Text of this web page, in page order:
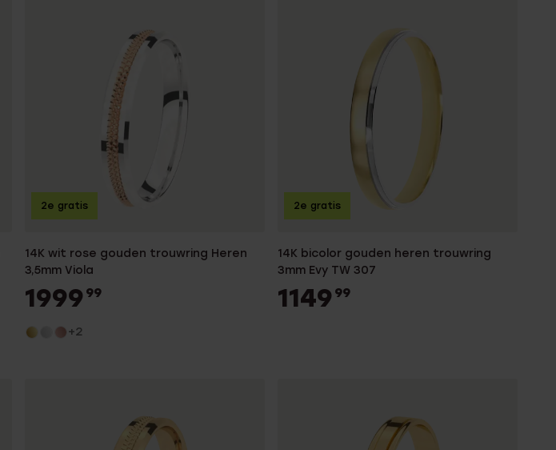
14K wit rose gouden trouwring Heren
3,5mm Viola
1999 99
+2
2e gratis
14K bicolor gouden heren trouwring
3mm Evy TW 307
1149 99
2e gratis